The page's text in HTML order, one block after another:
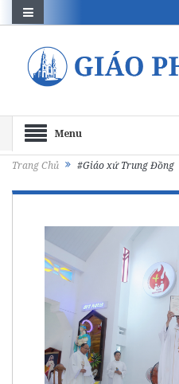
Menu
Trang Chủ #Giáo xứ Trung Đồng